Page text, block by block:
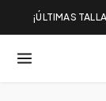
¡ÚLTIMAS